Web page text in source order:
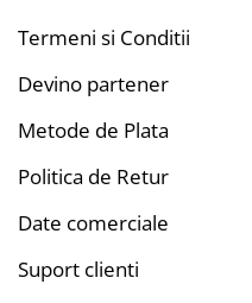
Specificatii
Material: spuma hibrida
Structura: dubla densitate
Termeni si Conditii
Devino partener
Metode de Plata
Politica de Retur
Date comerciale
Suport clienti